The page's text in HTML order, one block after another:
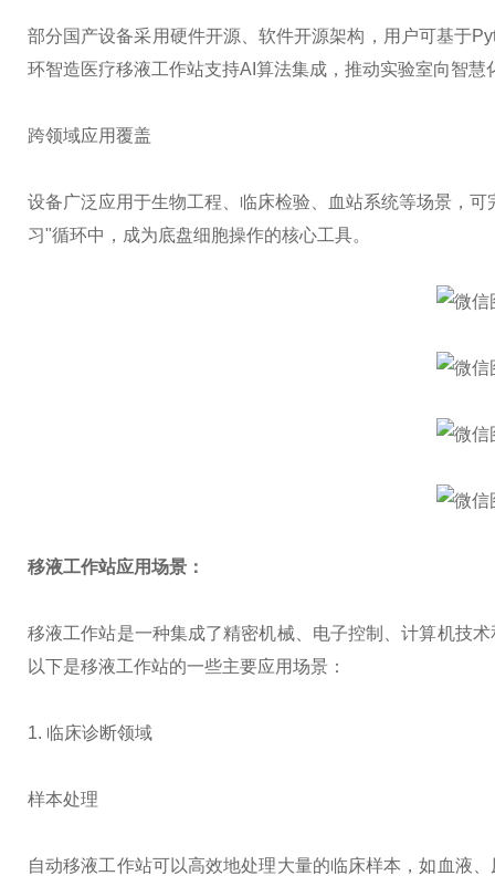
部分国产设备采用硬件开源、软件开源架构，用户可基于
环智造医疗移液工作站支持AI算法集成，推动实验室向智慧
跨领域应用覆盖
设备广泛应用于生物工程、临床检验、血站系统等场景，
习"循环中，成为底盘细胞操作的核心工具。
移液工作站应用场景：
移液工作站是一种集成了精密机械、电子控制、计算机技
以下是移液工作站的一些主要应用场景：
1. 临床诊断领域
样本处理
自动移液工作站可以高效地处理大量的临床样本，如血液